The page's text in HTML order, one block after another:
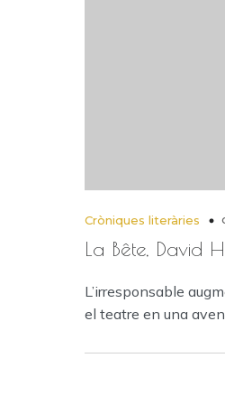
Cròniques literàries
La Bête, David
L’irresponsable
el teatre en una